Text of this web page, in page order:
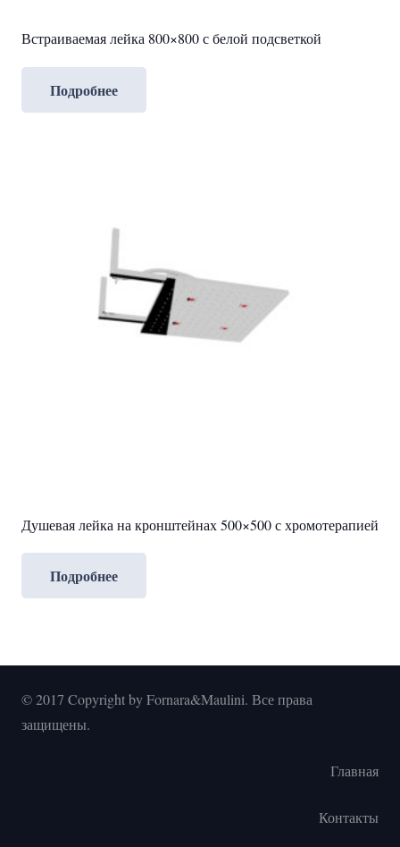
Встраиваемая лейка 800×800 с белой подсветкой
Подробнее
Душевая лейка на кронштейнах 500×500 с хромотерапией
Подробнее
© 2017 Copyright by Fornara&Maulini. Все права
защищены.
Главная
Контакты